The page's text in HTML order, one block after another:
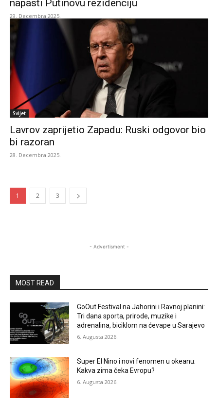
napasti Putinovu rezidenciju
29. Decembra 2025.
Svijet
Lavrov zaprijetio Zapadu: Ruski odgovor bio
bi razoran
28. Decembra 2025.
1 2 3
- Advertisment -
MOST READ
GoOut Festival na Jahorini i Ravnoj planini:
Tri dana sporta, prirode, muzike i
adrenalina, biciklom na ćevape u Sarajevo
6. Augusta 2026.
Super El Nino i novi fenomen u okeanu:
Kakva zima čeka Evropu?
6. Augusta 2026.